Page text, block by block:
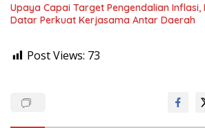
Upaya Capai Target Pengendalian Inflasi,
Datar Perkuat Kerjasama Antar Daerah
Post Views: 73